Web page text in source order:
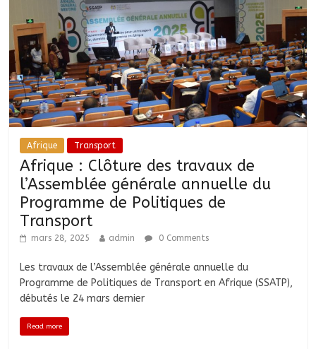
Afrique Transport
Afrique : Clôture des travaux de
l’Assemblée générale annuelle du
Programme de Politiques de
Transport
mars 28, 2025 admin 0 Comments
Les travaux de l’Assemblée générale annuelle du
Programme de Politiques de Transport en Afrique (SSATP),
débutés le 24 mars dernier
Read more